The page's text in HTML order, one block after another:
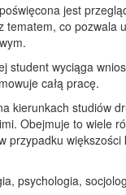
jest
tematem, co pozwala
student wyciąga
całą pracę.
kierunkach studiów
Obejmuje to wiele
przypadku większości
psychologia,